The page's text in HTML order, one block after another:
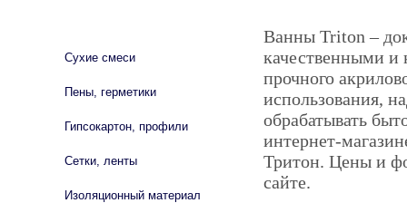
Ванны Triton –
качественными и
прочного
использования,
обрабатывать
интернет-
Тритон. Цены и
сайте.
Сухие смеси
Пены, герметики
Гипсокартон, профили
Сетки, ленты
Изоляционный материал